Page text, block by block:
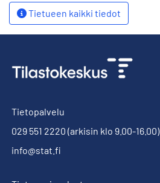
Tietueen kaikki tiedot
Tietopalvelu
029 551 2220 (arkisin klo 9.00-16.00)
info@stat.fi